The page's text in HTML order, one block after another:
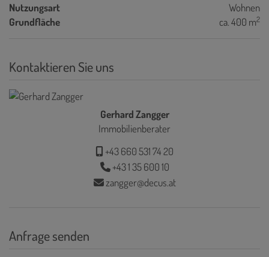
Nutzungsart
Wohnen
Grundfläche
ca. 400 m2
Kontaktieren Sie uns
Gerhard Zangger
Immobilienberater
+43 660 531 74 20
+43 1 35 600 10
zangger@decus.at
Anfrage senden